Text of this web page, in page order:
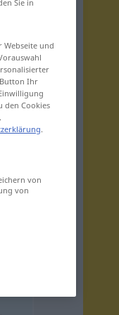
Sie in
und
Ihr
den Cookies
.
von
von